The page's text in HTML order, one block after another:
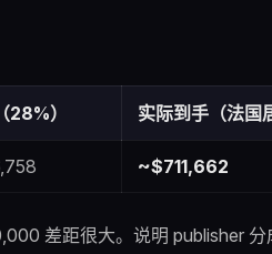
28%） 实际到手（法国
~$711,662
差距很大。说明 publisher 分